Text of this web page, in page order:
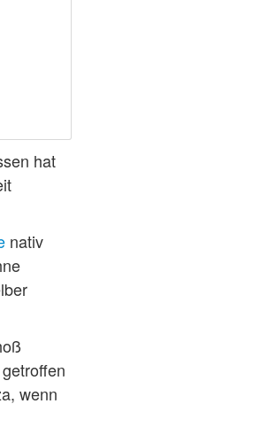
hat
nativ
wenn